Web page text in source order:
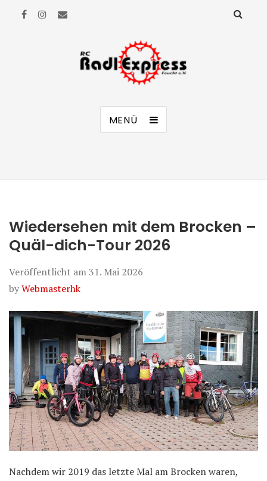
RC Radl Express Feucht e.V.
MENÜ
Wiedersehen mit dem Brocken –
Quäl-dich-Tour 2026
Veröffentlicht am 31. Mai 2026
byWebmasterhk
Nachdem wir 2019 das letzte Mal am Brocken waren,